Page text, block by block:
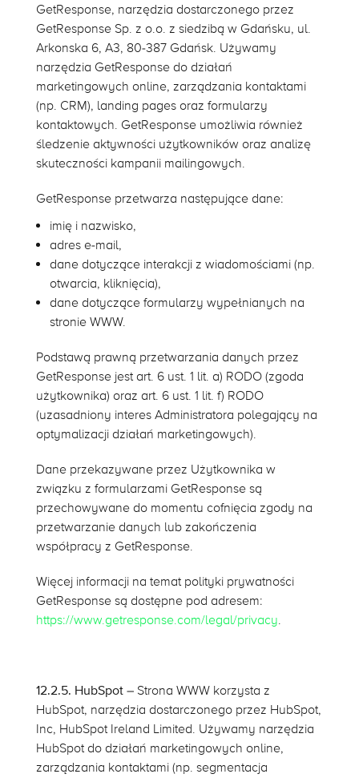
GetResponse, narzędzia dostarczonego przez
GetResponse Sp. z o.o. z siedzibą w Gdańsku, ul.
Arkonska 6, A3, 80-387 Gdańsk. Używamy
narzędzia GetResponse do działań
marketingowych online, zarządzania kontaktami
(np. CRM), landing pages oraz formularzy
kontaktowych. GetResponse umożliwia również
śledzenie aktywności użytkowników oraz analizę
skuteczności kampanii mailingowych.
GetResponse przetwarza następujące dane:
imię i nazwisko,
adres e-mail,
dane dotyczące interakcji z wiadomościami (np.
otwarcia, kliknięcia),
dane dotyczące formularzy wypełnianych na
stronie WWW.
Podstawą prawną przetwarzania danych przez
GetResponse jest art. 6 ust. 1 lit. a) RODO (zgoda
użytkownika) oraz art. 6 ust. 1 lit. f) RODO
(uzasadniony interes Administratora polegający na
optymalizacji działań marketingowych).
Dane przekazywane przez Użytkownika w
związku z formularzami GetResponse są
przechowywane do momentu cofnięcia zgody na
przetwarzanie danych lub zakończenia
współpracy z GetResponse.
Więcej informacji na temat polityki prywatności
GetResponse są dostępne pod adresem:
https://www.getresponse.com/legal/privacy.
12.2.5. HubSpot – Strona WWW korzysta z
HubSpot, narzędzia dostarczonego przez HubSpot,
Inc, HubSpot Ireland Limited. Używamy narzędzia
HubSpot do działań marketingowych online,
zarządzania kontaktami (np. segmentacja